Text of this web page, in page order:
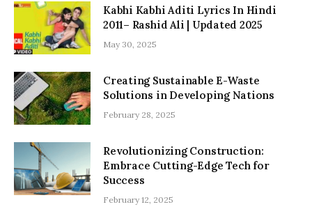
Kabhi Kabhi Aditi Lyrics In Hindi
2011– Rashid Ali | Updated 2025
May 30, 2025
Creating Sustainable E-Waste
Solutions in Developing Nations
February 28, 2025
Revolutionizing Construction:
Embrace Cutting-Edge Tech for
Success
February 12, 2025